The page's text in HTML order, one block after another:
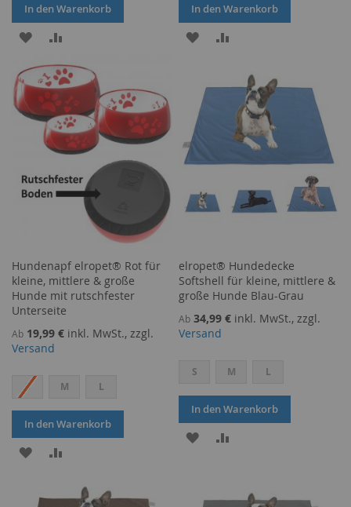
In den Warenkorb
ZUR
WUNSCHLISTE
HINZUFÜGEN
VERGLEICHSLISTE
HINZUFÜGEN
In den Warenkorb
ZUR
HINZUFÜGEN
HINZUFÜGEN
Hundenapf elropet® Rot für
kleine, mittlere & große
Hunde mit rutschfester
Unterseite
Ab 19,99 € inkl. MwSt., zzgl.
Versand
S M L
In den Warenkorb
ZUR
elropet® Hundedecke
Softshell für kleine, mittlere &
große Hunde Blau-Grau
Ab 34,99 € inkl. MwSt., zzgl.
Versand
S M L
In den Warenkorb
ZUR
HINZUFÜGENHINZUFÜGEN